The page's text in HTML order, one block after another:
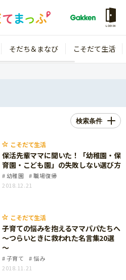
LOGIN
1歳
3歳
年長
小学4年生
小学6年生
そだち＆まなび こそだて生活
検索条件
こそだて生活
保活先輩ママに聞いた！「幼稚園・保
育園・こども園」の失敗しない選び方
幼稚園
職場復帰
2018.12.21
こそだて生活
子育ての悩みを抱えるママパパたちへ
～つらいときに救われた名言集20選
～
子育て
悩み
2018.11.21